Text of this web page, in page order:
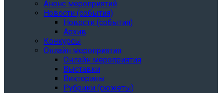
Анонс мероприятий
Новости (события)
Новости (события)
Архив
Конкурсы
Онлайн мероприятия
Онлайн мероприятия
Выставки
Викторины
Рубрики (сюжеты)